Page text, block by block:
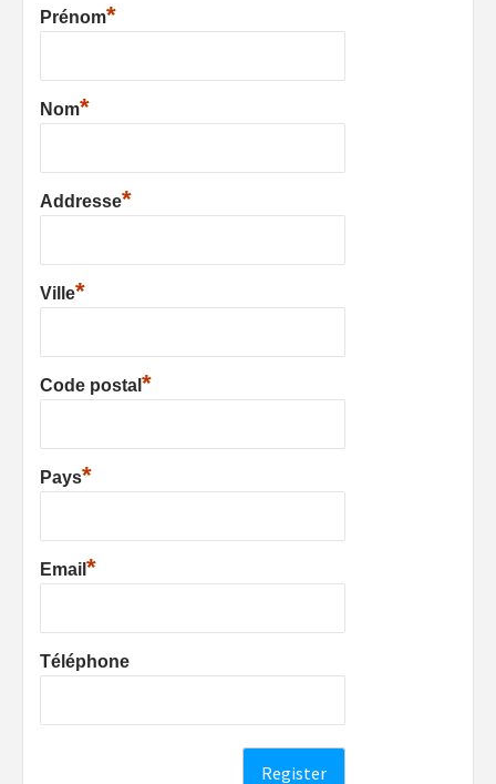
Prénom*
Nom*
Addresse*
Ville*
Code postal *
Pays*
Email *
Téléphone